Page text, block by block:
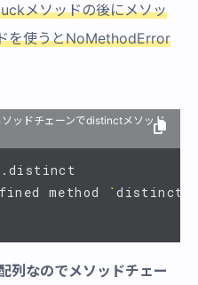
メソッドの後にメソッ
を使うとNoMethodError
ッドチェーンでdistinctメソッド
.distinct
method
`distinct
列なのでメソッドチェー